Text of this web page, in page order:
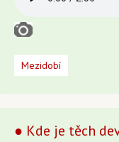
Mezidobí
● Kde je těch